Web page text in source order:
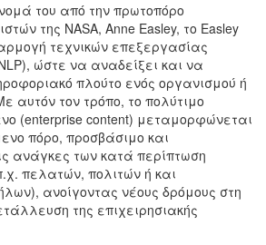
του από την πρωτοπόρο
της NASA, Anne Easley, το Easley
τεχνικών επεξεργασίας
ώστε να αναδείξει και να
πλούτο ενός οργανισμού ή
αυτόν τον τρόπο, το πολύτιμο
(enterprise content) μεταμορφώνεται
πόρο, προσβάσιμο και
ανάγκες των κατά περίπτωση
πελατών, πολιτών ή και
ανοίγοντας νέους δρόμους στη
της επιχειρησιακής